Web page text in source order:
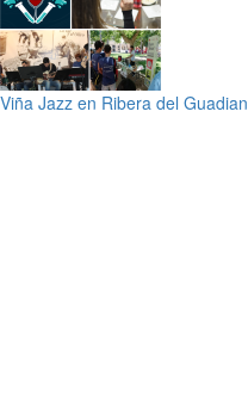
Viña Jazz en Ribera del